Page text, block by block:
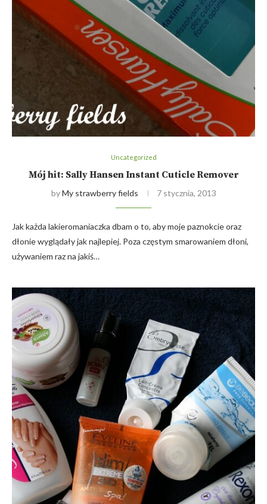
Uncategorized
Mój hit: Sally Hansen Instant Cuticle Remover
byMy strawberry fields 7 stycznia, 2013
Jak każda lakieromaniaczka dbam o to, aby moje paznokcie oraz
dłonie wyglądały jak najlepiej. Poza częstym smarowaniem dłoni,
używaniem raz na jakiś…